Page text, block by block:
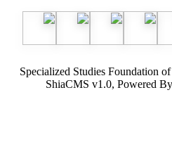
Specialized
ShiaCMS